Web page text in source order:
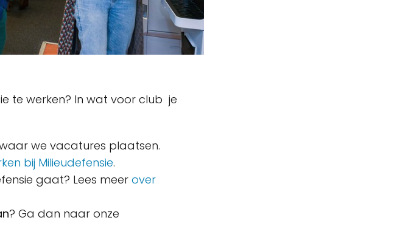
te werken? In wat voor club je
we vacatures plaatsen.
bij Milieudefensie.
gaat? Lees meer over
? Ga dan naar onze